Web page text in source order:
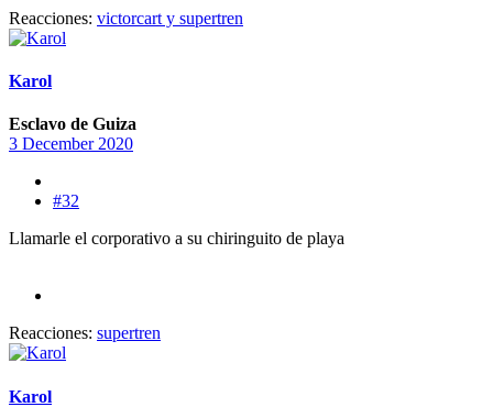
Reacciones: victorcart y supertren
Karol
Esclavo de Guiza
3 December 2020
#32
Llamarle el corporativo a su chiringuito de playa
Reacciones: supertren
Karol